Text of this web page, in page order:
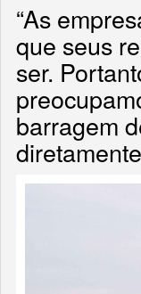
“As
que seus
ser.
barragem